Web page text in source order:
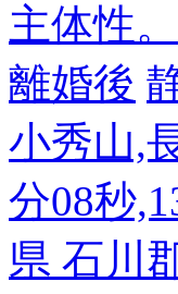
主体性。
離婚後
小秀山,
分08秒
県 石川